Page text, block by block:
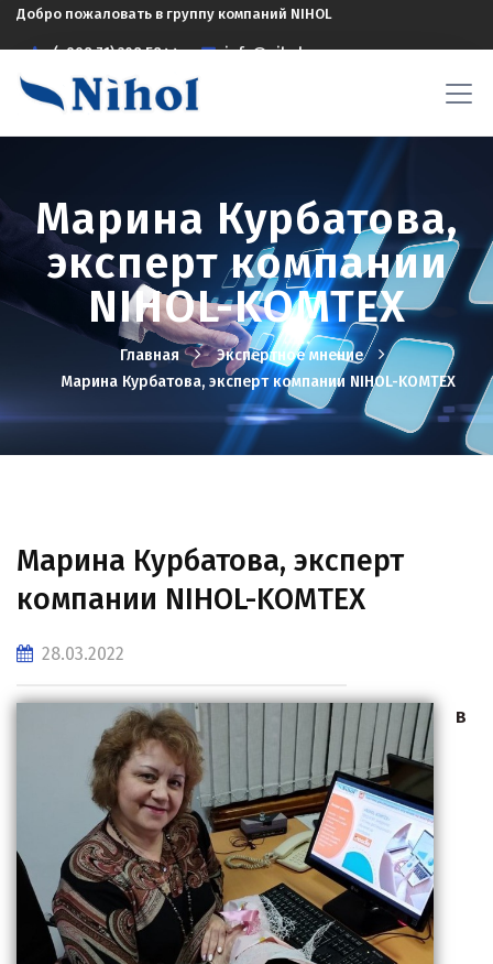
Добро пожаловать в группу компаний NIHOL
(+998 71) 208 5844 info@nihol.uz
Марина Курбатова,
эксперт компании
NIHOL-KOMTEX
Главная
Экспертное мнение
Марина Курбатова, эксперт компании NIHOL-KOMTEX
Марина Курбатова, эксперт
компании NIHOL-KOMTEX
28.03.2022
В